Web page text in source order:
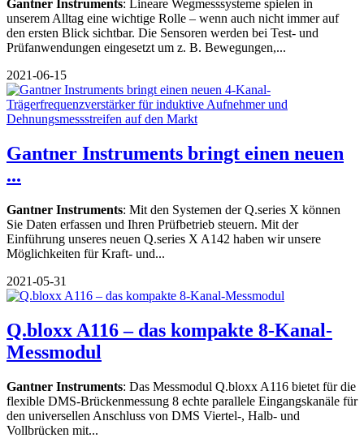
Gantner Instruments: Lineare Wegmesssysteme spielen in
unserem Alltag eine wichtige Rolle – wenn auch nicht immer auf
den ersten Blick sichtbar. Die Sensoren werden bei Test- und
Prüfanwendungen eingesetzt um z. B. Bewegungen,...
2021-06-15
Gantner Instruments bringt einen neuen
...
Gantner Instruments: Mit den Systemen der Q.series X können
Sie Daten erfassen und Ihren Prüfbetrieb steuern. Mit der
Einführung unseres neuen Q.series X A142 haben wir unsere
Möglichkeiten für Kraft- und...
2021-05-31
Q.bloxx A116 – das kompakte 8-Kanal-
Messmodul
Gantner Instruments: Das Messmodul Q.bloxx A116 bietet für die
flexible DMS-Brückenmessung 8 echte parallele Eingangskanäle für
den universellen Anschluss von DMS Viertel-, Halb- und
Vollbrücken mit...